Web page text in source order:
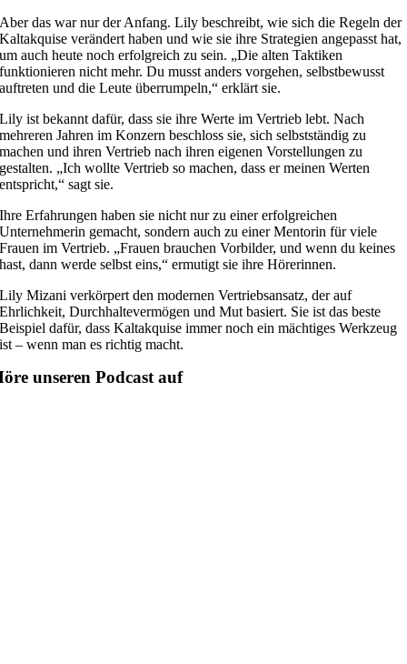
Aber das war nur der Anfang. Lily beschreibt, wie sich die Regeln der
Kaltakquise verändert haben und wie sie ihre Strategien angepasst hat,
um auch heute noch erfolgreich zu sein. „Die alten Taktiken
funktionieren nicht mehr. Du musst anders vorgehen, selbstbewusst
auftreten und die Leute überrumpeln,“ erklärt sie.
Lily ist bekannt dafür, dass sie ihre Werte im Vertrieb lebt. Nach
mehreren Jahren im Konzern beschloss sie, sich selbstständig zu
machen und ihren Vertrieb nach ihren eigenen Vorstellungen zu
gestalten. „Ich wollte Vertrieb so machen, dass er meinen Werten
entspricht,“ sagt sie.
Ihre Erfahrungen haben sie nicht nur zu einer erfolgreichen
Unternehmerin gemacht, sondern auch zu einer Mentorin für viele
Frauen im Vertrieb. „Frauen brauchen Vorbilder, und wenn du keines
hast, dann werde selbst eins,“ ermutigt sie ihre Hörerinnen.
Lily Mizani verkörpert den modernen Vertriebsansatz, der auf
Ehrlichkeit, Durchhaltevermögen und Mut basiert. Sie ist das beste
Beispiel dafür, dass Kaltakquise immer noch ein mächtiges Werkzeug
ist – wenn man es richtig macht.
unseren Podcast auf